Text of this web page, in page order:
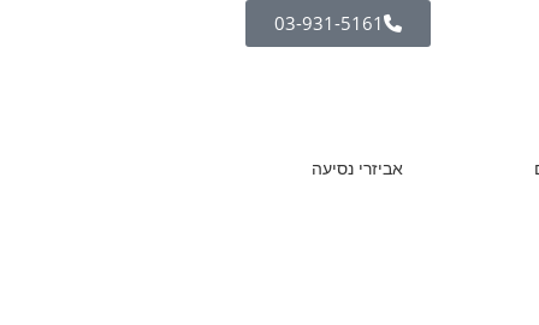
03-931-5161
אביזרי נסיעה